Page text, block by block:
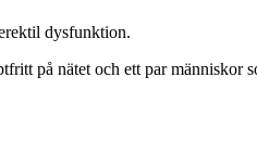
dysfunktion.
på nätet och ett par